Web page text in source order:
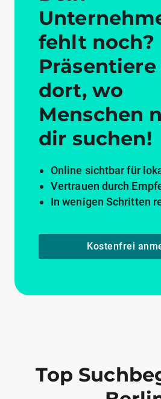
fehlt noch?
dort, wo
Menschen
dir suchen!
Online sichtbar für
Vertrauen durch
In wenigen Schritten
Kostenfrei
Top